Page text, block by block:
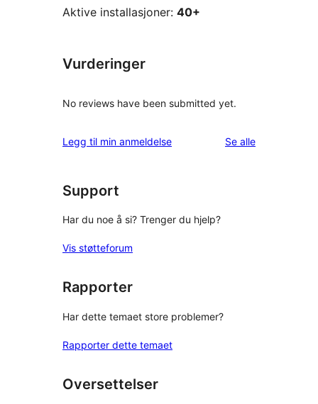
Aktive installasjoner: 40+
Vurderinger
No reviews have been submitted yet.
Legg til min anmeldelse Se alleomtalene
Support
Har du noe å si? Trenger du hjelp?
Vis støtteforum
Rapporter
Har dette temaet store problemer?
Rapporter dette temaet
Oversettelser